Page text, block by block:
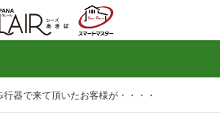
行器で来て頂いたお客様が・・・・